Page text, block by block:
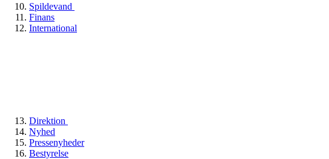
Spildevand
Finans
International
Direktion
Nyhed
Pressenyheder
Bestyrelse